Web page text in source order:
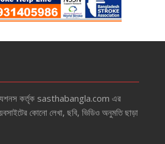
কর্তৃক sasthabangla.com এর
কোনো লেখা, ছবি, ভিডিও অনুমতি ছাড়া